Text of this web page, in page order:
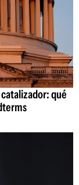
qué